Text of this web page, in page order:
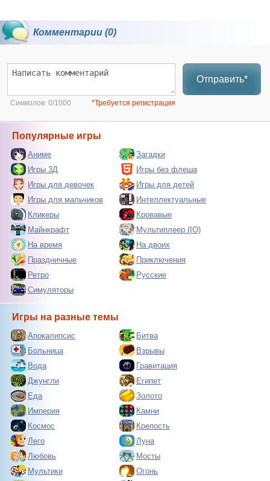
Комментарии (0)
Отправить*
Символов: 0/1000 *Требуется регистрация
Популярные игры
Аниме
Загадки
Игры 3Д
Игры без флеша
Игры для девочек
Игры для детей
Игры для мальчиков
Интеллектуальные
Кликеры
Кровавые
Майнкрафт
Мультиплеер (IO)
На время
На двоих
Праздничные
Приключения
Ретро
Русские
Симуляторы
Игры на разные темы
Апокалипсис
Битва
Больница
Взрывы
Вода
Гравитация
Джунгли
Египет
Еда
Золото
Империя
Камни
Космос
Крепость
Лего
Луна
Любовь
Мосты
Мультики
Огонь